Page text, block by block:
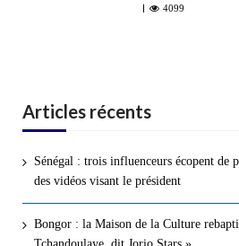
4099
Articles récents
Sénégal : trois influenceurs écopent de
des vidéos visant le président
Bongor : la Maison de la Culture